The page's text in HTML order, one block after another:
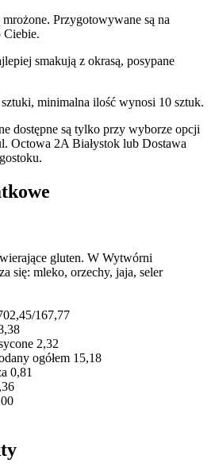
Przygotowywane są na
Ciebie.
smakują z okrasą, posypane
minimalna ilość wynosi 10 sztuk.
dostępne są tylko przy wyborze opcji
Octowa 2A Białystok lub Dostawa
gluten. W Wytwórni
się: mleko, orzechy, jaja, seler
167,77
2,32
ogółem 15,18
0,81